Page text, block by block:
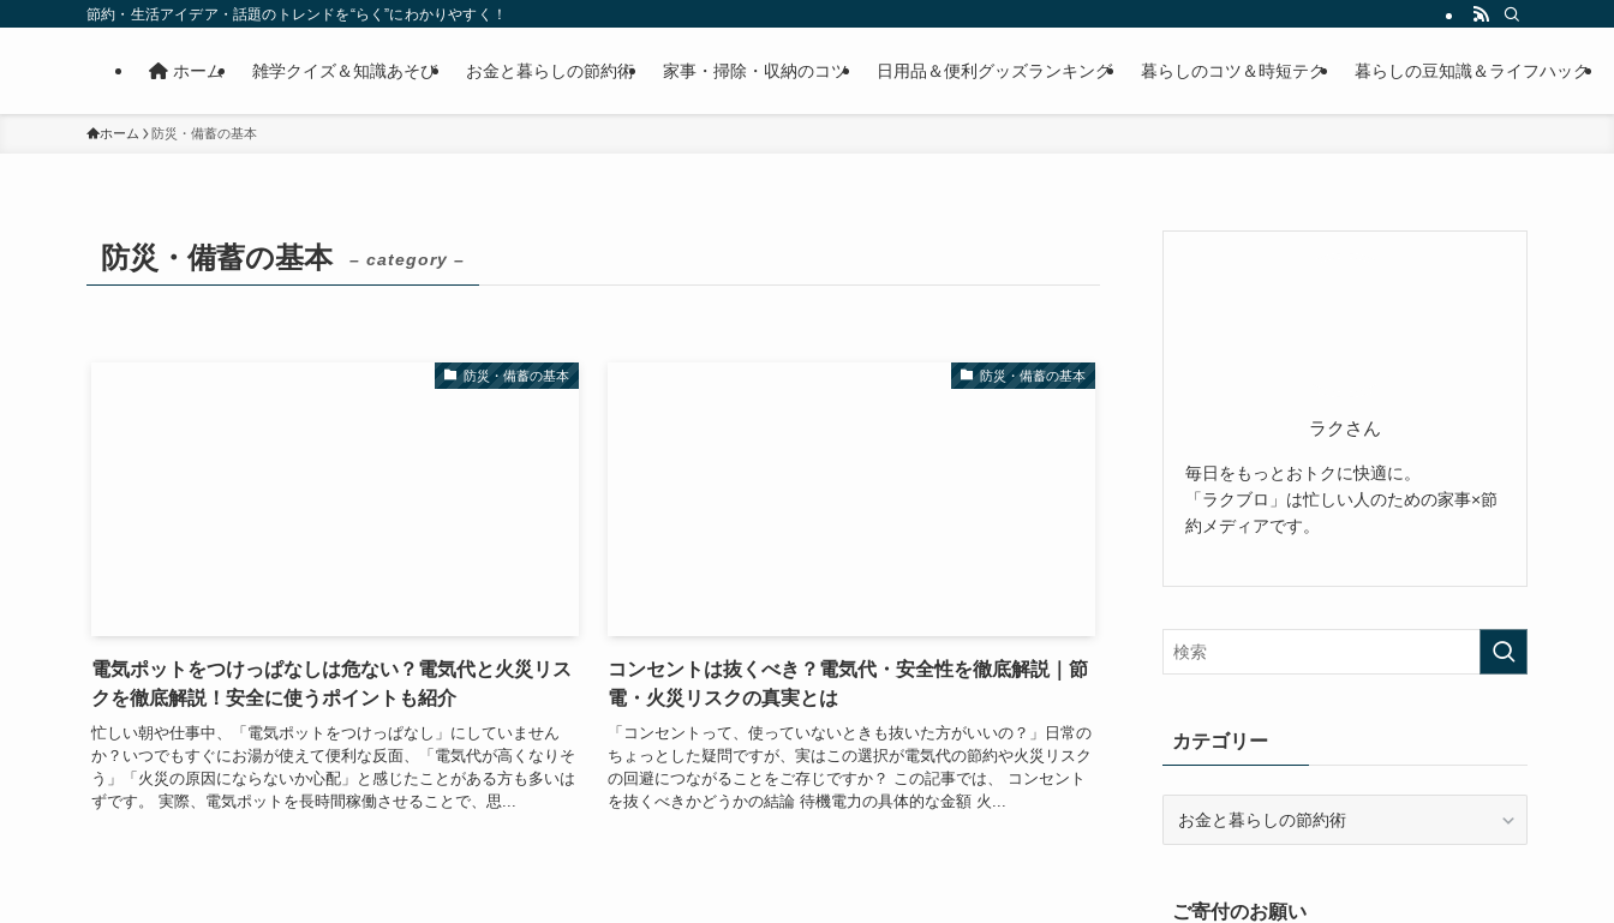
節約・生活アイデア・話題のトレンドを“らく”にわかりやすく！
ホーム 雑学クイズ＆知識あそび お金と暮らしの節約術 家事・掃除・収納のコツ 日用品＆便利グッズランキング 暮らしのコツ＆時短テク 暮らしの豆知識＆ライフハック
ホーム 防災・備蓄の基本
防災・備蓄の基本 – category –
防災・備蓄の基本
電気ポットをつけっぱなしは危ない？電気代と火災リス
クを徹底解説！安全に使うポイントも紹介
忙しい朝や仕事中、「電気ポットをつけっぱなし」にしていません
か？いつでもすぐにお湯が使えて便利な反面、「電気代が高くなりそ
う」「火災の原因にならないか心配」と感じたことがある方も多いは
ずです。 実際、電気ポットを長時間稼働させることで、思...
防災・備蓄の基本
コンセントは抜くべき？電気代・安全性を徹底解説｜節
電・火災リスクの真実とは
「コンセントって、使っていないときも抜いた方がいいの？」日常の
ちょっとした疑問ですが、実はこの選択が電気代の節約や火災リスク
の回避につながることをご存じですか？ この記事では、 コンセント
を抜くべきかどうかの結論 待機電力の具体的な金額 火...
ラクさん
毎日をもっとおトクに快適に。
「ラクブロ」は忙しい人のための家事×節
約メディアです。
カテゴリー
ーご寄付のお願い